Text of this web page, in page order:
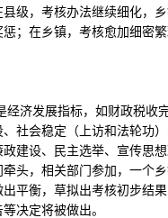
级，考核办法继续细化，
；在乡镇，考核愈加细密
发展指标，如财政税收完
社会稳定（上访和法轮功
建设、民主选举、宣传思
头，相关部门参加，一个
平衡，草拟出考核初步结
决定将被做出。